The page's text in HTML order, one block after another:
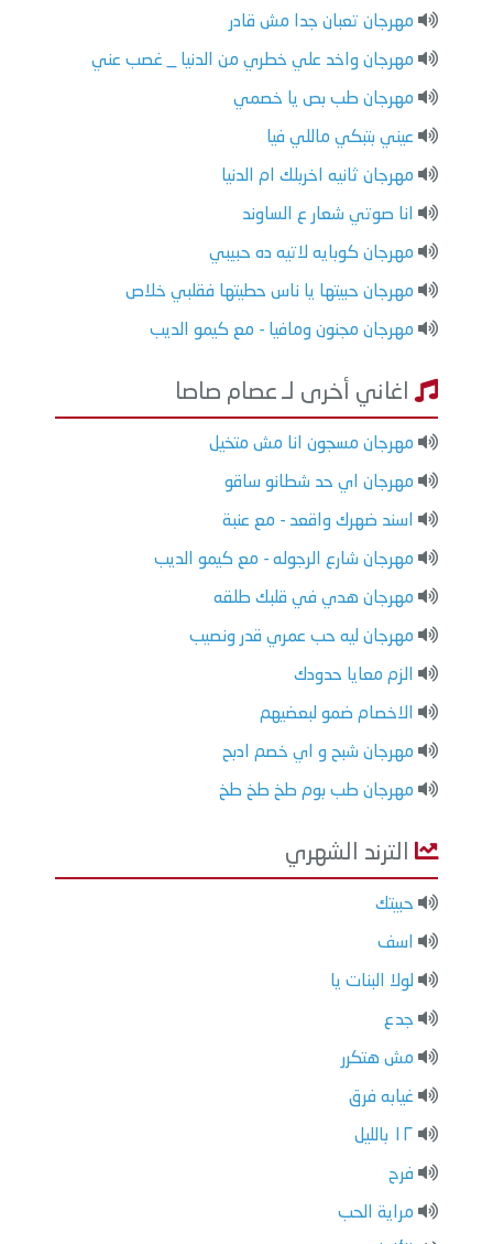
مهرجان تعبان جدا مش قادر
مهرجان واخد علي خطري من الدنيا _ غصب عني
مهرجان طب بص يا خصمي
عيني بتبكي ماللي فيا
مهرجان ثانيه اخربلك ام الدنيا
انا صوتي شعار ع الساوند
مهرجان كوبايه لاتيه ده حبيبي
مهرجان حبيتها يا ناس حطيتها فقلبي خلاص
مهرجان مجنون ومافيا - مع كيمو الديب
اغاني أخرى لـ عصام صاصا
مهرجان مسجون انا مش متخيل
مهرجان اي حد شطانو ساقو
اسند ضهرك واقعد - مع عنبة
مهرجان شارع الرجوله - مع كيمو الديب
مهرجان هدي في قلبك طلقه
مهرجان ليه حب عمري قدر ونصيب
الزم معايا حدودك
الاخصام ضمو لبعضيهم
مهرجان شبح و اي خصم ادبح
مهرجان طب بوم طخ طخ طخ
الترند الشهري
حبيتك
اسف
لولا البنات يا
جدع
مش هتكرر
غيابه فرق
١٢ بالليل
فرح
مراية الحب